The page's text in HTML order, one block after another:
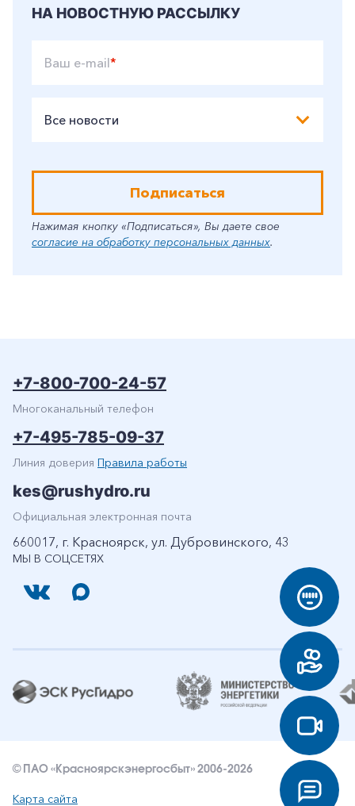
НА НОВОСТНУЮ РАССЫЛКУ
Ваш e-mail*
Все новости
Подписаться
Нажимая кнопку «Подписаться», Вы даете свое
согласие на обработку персональных данных.
МЫ В СОЦСЕТЯХ
+7-800-700-24-57
Многоканальный телефон
+7-495-785-09-37
Линия доверия Правила работы
kes@rushydro.ru
Официальная электронная почта
660017, г. Красноярск, ул. Дубровинского, 43
© ПАО «Красноярскэнергосбыт» 2006-2026
Карта сайта